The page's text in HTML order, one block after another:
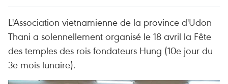
L'Association vietnamienne de la province d'Udon
Thani a solennellement organisé le 18 avril la Fête
des temples des rois fondateurs Hung (10e jour du
3e mois lunaire).